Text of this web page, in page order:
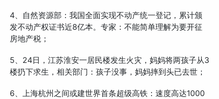
4、自然资源部：我国全面实现不动产统一登记，累计颁
发不动产权证书近8亿本。专家：不能简单理解为要开征
房地产税；
5、24日，江苏淮安一居民楼发生火灾，妈妈将两孩子从3
楼扔下求生，相关部门：孩子没事，妈妈摔到头已去世；
6、上海杭州之间或建世界首条超级高铁：速度高达1000